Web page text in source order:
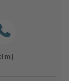
mij